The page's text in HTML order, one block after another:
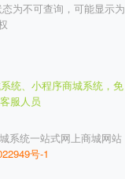
为不可查询，可能显示为
统、小程序商城系统， 免
服人员
系统一站式网上商城网站
号-1